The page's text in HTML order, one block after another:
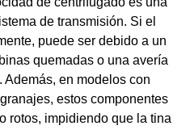
de transmisión. Si el
puede ser debido a un
quemadas o una avería
en modelos con
estos componentes
rotos, impidiendo que la tina